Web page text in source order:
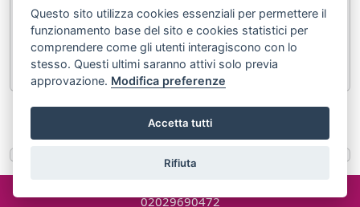
guida, a seguito di un accertamento sanitario effettuato
ai sensi dei citati commi da 1 a 1-quater.
3.
Articolo 127 Articolo 129
02029690472
Questo sito utilizza cookies essenziali per permettere il
funzionamento base del sito e cookies statistici per
comprendere come gli utenti interagiscono con lo
stesso. Questi ultimi saranno attivi solo previa
approvazione. Modifica preferenze
Accetta tutti
Rifiuta